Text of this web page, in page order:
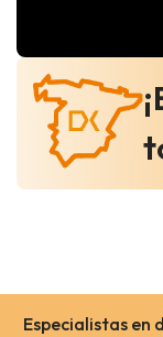
Especialistas en